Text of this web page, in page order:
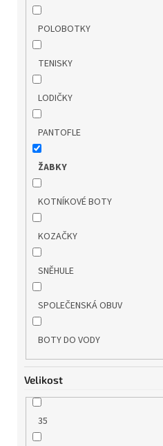
TOM TAILOR
WILD
WINK
WONDERS
ZAXY
POLOBOTKY
TENISKY
LODIČKY
PANTOFLE
ŽABKY
KOTNÍKOVÉ BOTY
KOZAČKY
SNĚHULE
SPOLEČENSKÁ OBUV
BOTY DO VODY
Velikost
35